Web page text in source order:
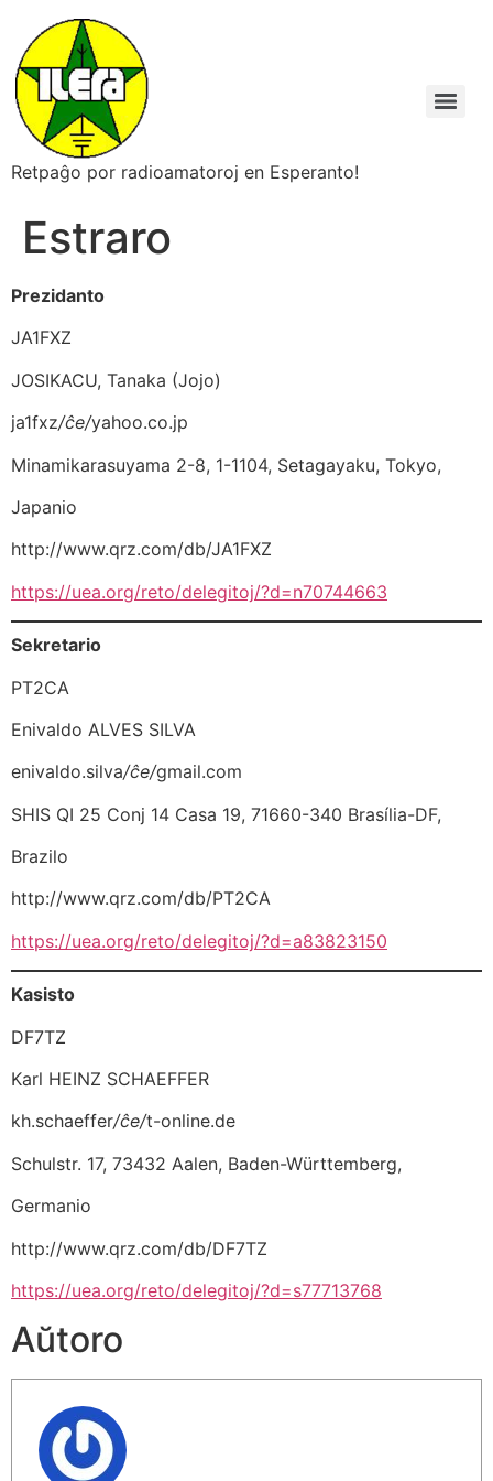
Retpaĝo por radioamatoroj en Esperanto!
Estraro
Prezidanto
JA1FXZ
JOSIKACU, Tanaka (Jojo)
ja1fxz/ĉe/yahoo.co.jp
Minamikarasuyama 2-8, 1-1104, Setagayaku, Tokyo,
Japanio
http://www.qrz.com/db/JA1FXZ
https://uea.org/reto/delegitoj/?d=n70744663
Sekretario
PT2CA
Enivaldo ALVES SILVA
enivaldo.silva/ĉe/gmail.com
SHIS QI 25 Conj 14 Casa 19, 71660-340 Brasília-DF,
Brazilo
http://www.qrz.com/db/PT2CA
https://uea.org/reto/delegitoj/?d=a83823150
Kasisto
DF7TZ
Karl HEINZ SCHAEFFER
kh.schaeffer/ĉe/t-online.de
Schulstr. 17, 73432 Aalen, Baden-Württemberg,
Germanio
http://www.qrz.com/db/DF7TZ
https://uea.org/reto/delegitoj/?d=s77713768
Aŭtoro